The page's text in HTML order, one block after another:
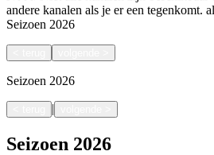
andere kanalen als je er een tegenkomt.
Seizoen 2026
Seizoen 2026
|
Seizoen 2026